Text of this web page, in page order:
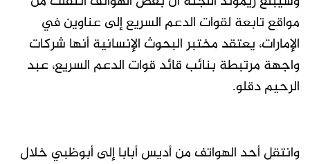
مواقع تابعة لقوات الدعم السريع إلى عناوين في
الإمارات، يعتقد مختبر البحوث الإنسانية أنها شركات
واجهة مرتبطة بنائب قائد قوات الدعم السريع، عبد
الرحيم دقلو.
وانتقل أحد الهواتف من أديس أبابا إلى أبوظبي خلال